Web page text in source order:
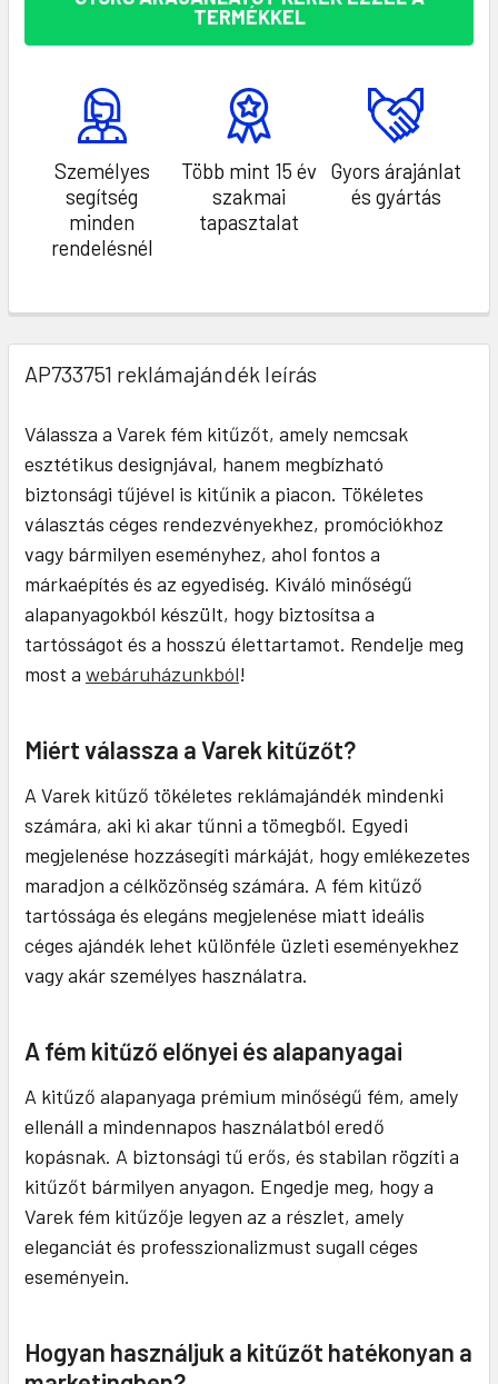
TERMÉKKEL
Személyes
segítség
minden
rendelésnél
Több mint 15 év
szakmai
tapasztalat
Gyors árajánlat
és gyártás
AP733751 reklámajándék leírás
Válassza a Varek fém kitűzőt, amely nemcsak
esztétikus designjával, hanem megbízható
biztonsági tűjével is kitűnik a piacon. Tökéletes
választás céges rendezvényekhez, promóciókhoz
vagy bármilyen eseményhez, ahol fontos a
márkaépítés és az egyediség. Kiváló minőségű
alapanyagokból készült, hogy biztosítsa a
tartósságot és a hosszú élettartamot. Rendelje meg
most a webáruházunkból!
Miért válassza a Varek kitűzőt?
A Varek kitűző tökéletes reklámajándék mindenki
számára, aki ki akar tűnni a tömegből. Egyedi
megjelenése hozzásegíti márkáját, hogy emlékezetes
maradjon a célközönség számára. A fém kitűző
tartóssága és elegáns megjelenése miatt ideális
céges ajándék lehet különféle üzleti eseményekhez
vagy akár személyes használatra.
A fém kitűző előnyei és alapanyagai
A kitűző alapanyaga prémium minőségű fém, amely
ellenáll a mindennapos használatból eredő
kopásnak. A biztonsági tű erős, és stabilan rögzíti a
kitűzőt bármilyen anyagon. Engedje meg, hogy a
Varek fém kitűzője legyen az a részlet, amely
eleganciát és professzionalizmust sugall céges
eseményein.
Hogyan használjuk a kitűzőt hatékonyan a